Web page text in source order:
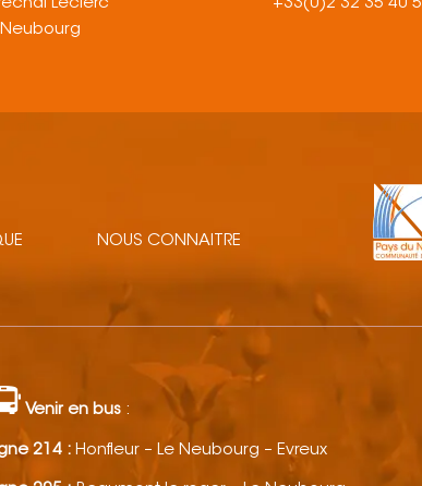
Leclerc
+33(0)2 32 35 40
NOUS CONNAITRE
Venir en bus :
214 : Honfleur – Le Neubourg – Evreux